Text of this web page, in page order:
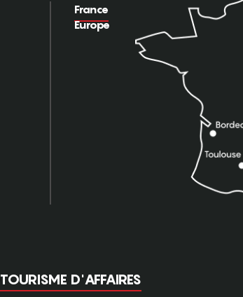
France
Europe
TOURISME D'AFFAIRES